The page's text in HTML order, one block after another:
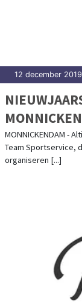
12 december
MONNICKENDAM -
Team Sportservice,
organiseren [...]